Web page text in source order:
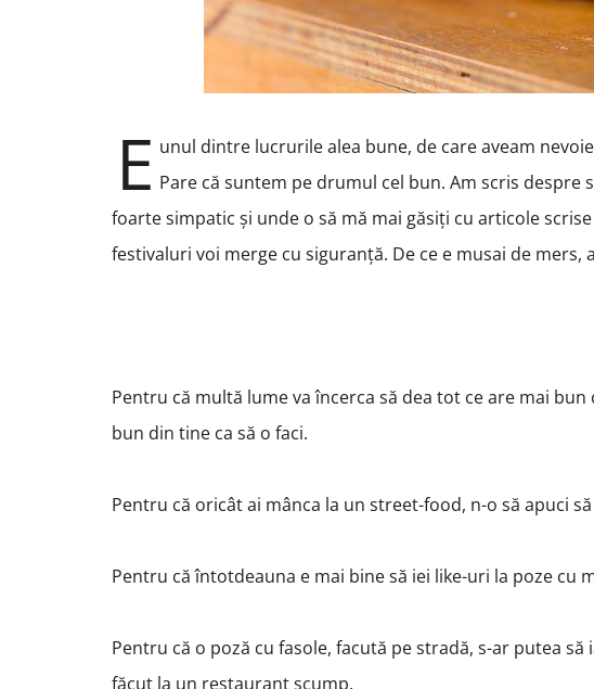
E unul dintre lucrurile alea bune, de care aveam
Pare că suntem pe drumul cel bun. Am scris despre
foarte simpatic și unde o să mă mai găsiți cu articole
festivaluri voi merge cu siguranță. De ce e musai de mers,
Pentru că multă lume va încerca să dea tot ce are mai
bun din tine ca să o faci.
Pentru că oricât ai mânca la un street-food, n-o să apuci
Pentru că întotdeauna e mai bine să iei like-uri la poze cu
Pentru că o poză cu fasole, facută pe stradă, s-ar putea
făcut la un restaurant scump.